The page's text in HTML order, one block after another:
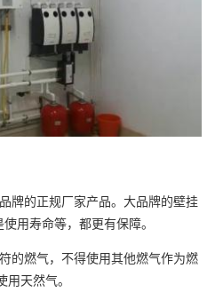
牌的正规厂家产品。大品牌的壁挂
用寿命等，都更有保障。
的燃气，不得使用其他燃气作为燃
天然气。